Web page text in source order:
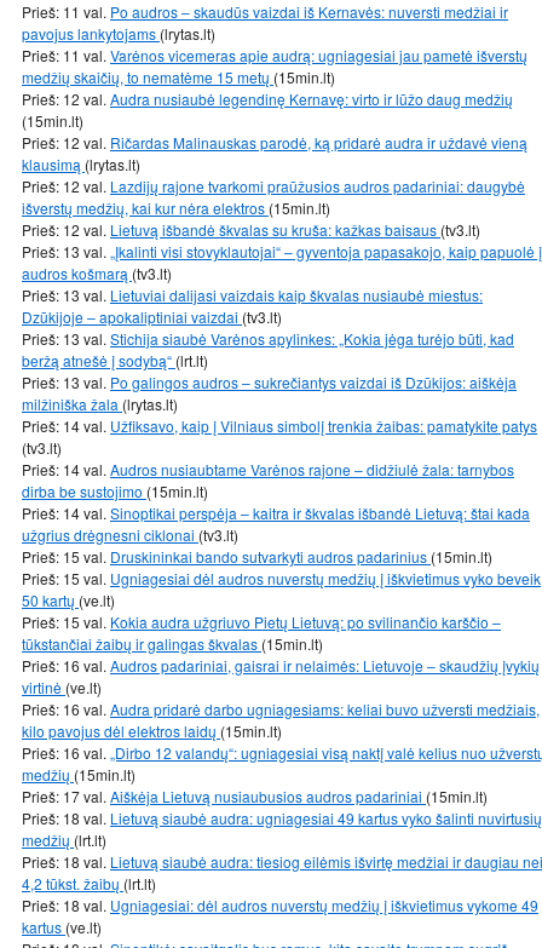
Prieš: 11 val. Po audros – skaudūs vaizdai iš Kernavės: nuversti medžiai ir
pavojus lankytojams (lrytas.lt)
Prieš: 11 val. Varėnos vicemeras apie audrą: ugniagesiai jau pametė išverstų
medžių skaičių, to nematėme 15 metų (15min.lt)
Prieš: 12 val. Audra nusiaubė legendinę Kernavę: virto ir lūžo daug medžių
(15min.lt)
Prieš: 12 val. Ričardas Malinauskas parodė, ką pridarė audra ir uždavė vieną
klausimą (lrytas.lt)
Prieš: 12 val. Lazdijų rajone tvarkomi praūžusios audros padariniai: daugybė
išverstų medžių, kai kur nėra elektros (15min.lt)
Prieš: 12 val. Lietuvą išbandė škvalas su kruša: kažkas baisaus (tv3.lt)
Prieš: 13 val. „Įkalinti visi stovyklautojai“ – gyventoja papasakojo, kaip papuolė į
audros košmarą (tv3.lt)
Prieš: 13 val. Lietuviai dalijasi vaizdais kaip škvalas nusiaubė miestus:
Dzūkijoje – apokaliptiniai vaizdai (tv3.lt)
Prieš: 13 val. Stichija siaubė Varėnos apylinkes: „Kokia jėga turėjo būti, kad
beržą atnešė į sodybą“ (lrt.lt)
Prieš: 13 val. Po galingos audros – sukrečiantys vaizdai iš Dzūkijos: aiškėja
milžiniška žala (lrytas.lt)
Prieš: 14 val. Užfiksavo, kaip į Vilniaus simbolį trenkia žaibas: pamatykite patys
(tv3.lt)
Prieš: 14 val. Audros nusiaubtame Varėnos rajone – didžiulė žala: tarnybos
dirba be sustojimo (15min.lt)
Prieš: 14 val. Sinoptikai perspėja – kaitra ir škvalas išbandė Lietuvą: štai kada
užgrius drėgnesni ciklonai (tv3.lt)
Prieš: 15 val. Druskininkai bando sutvarkyti audros padarinius (15min.lt)
Prieš: 15 val. Ugniagesiai dėl audros nuverstų medžių į iškvietimus vyko beveik
50 kartų (ve.lt)
Prieš: 15 val. Kokia audra užgriuvo Pietų Lietuvą: po svilinančio karščio –
tūkstančiai žaibų ir galingas škvalas (15min.lt)
Prieš: 16 val. Audros padariniai, gaisrai ir nelaimės: Lietuvoje – skaudžių įvykių
virtinė (ve.lt)
Prieš: 16 val. Audra pridarė darbo ugniagesiams: keliai buvo užversti medžiais,
kilo pavojus dėl elektros laidų (15min.lt)
Prieš: 16 val. „Dirbo 12 valandų“: ugniagesiai visą naktį valė kelius nuo
medžių (15min.lt)
Prieš: 17 val. Aiškėja Lietuvą nusiaubusios audros padariniai (15min.lt)
Prieš: 18 val. Lietuvą siaubė audra: ugniagesiai 49 kartus vyko šalinti nuvirtusių
medžių (lrt.lt)
Prieš: 18 val. Lietuvą siaubė audra: tiesiog eilėmis išvirtę medžiai ir daugiau nei
4,2 tūkst. žaibų (lrt.lt)
Prieš: 18 val. Ugniagesiai: dėl audros nuverstų medžių į iškvietimus vykome 49
kartus (ve.lt)